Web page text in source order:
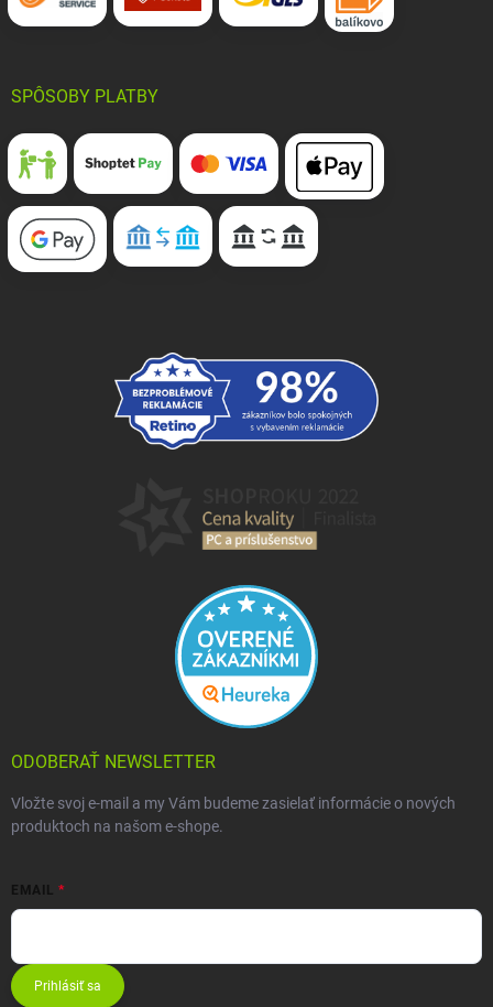
SPÔSOBY PLATBY
ODOBERAŤ NEWSLETTER
Vložte svoj e-mail a my Vám budeme zasielať informácie o nových
produktoch na našom e-shope.
EMAIL
Prihlásiť sa